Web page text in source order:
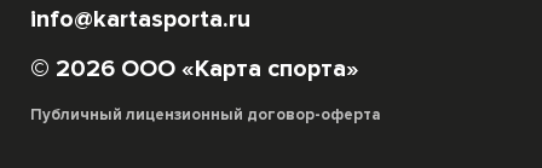
info@kartasporta.ru
© 2026 ООО «Карта спорта»
Публичный лицензионный договор-оферта